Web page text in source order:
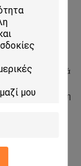
προϊόν σας μετά
βασισμένη